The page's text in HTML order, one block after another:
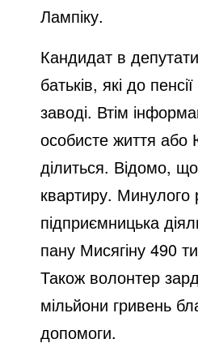
Лампіку.
Кандидат в
батьків, які до
заводі. Втім
особисте життя або
ділиться. Відомо,
квартиру. Минулого
підприємницька
пану Мисягіну 490
Також волонтер
мільйони гривень
допомоги.